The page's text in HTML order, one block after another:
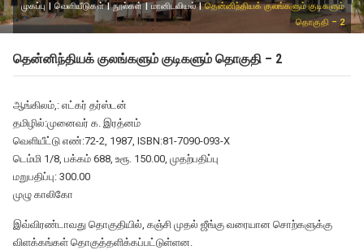
முகப்பு வெளியீடுகள் | நூல்கள் மானிடவியல் |தென்னிந்தியக் குலங்களும் குடிகளும்
தொகுதி – 2
தென்னிந்தியக் குலங்களும் குடிகளும் தொகுதி – 2
ஆங்கிலம்,: எட்கர் தர்ஸ்டன்
தமிழில்:முனைவர் க. இரத்னம்
வெளியீட்டு எண்:72-2, 1987, ISBN:81-7090-093-X
டெம்மி 1/8, பக்கம் 688, உரூ. 150.00, முதற்பதிப்பு
மறுபதிப்பு: 300.00
முழு காலிகோ
இவ்விரண்டாவது தொகுதியில், கஞ்சி முதல் ஜீங்கு வரையான சொற்களுக்கு
விளக்கங்கள் தொகுத்தளிக்கப்பட்டுள்ளன.